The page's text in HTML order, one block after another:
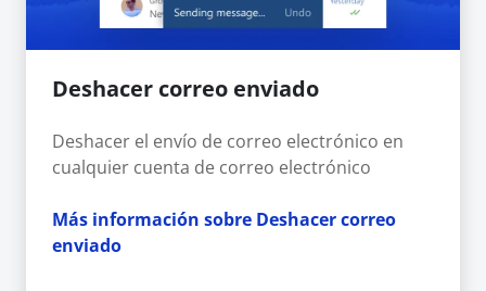
Deshacer correo enviado
Deshacer el envío de correo electrónico en
cualquier cuenta de correo electrónico
Más información sobre Deshacer correo
enviado